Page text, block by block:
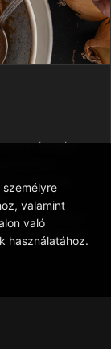
konyha
a
levesek
folyamatosan
találhassuk
valamint
való
használatához.